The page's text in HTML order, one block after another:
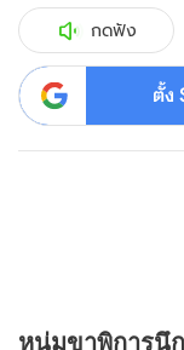
กดฟัง
ตั้ง
หนุ่มขาพิการนึ